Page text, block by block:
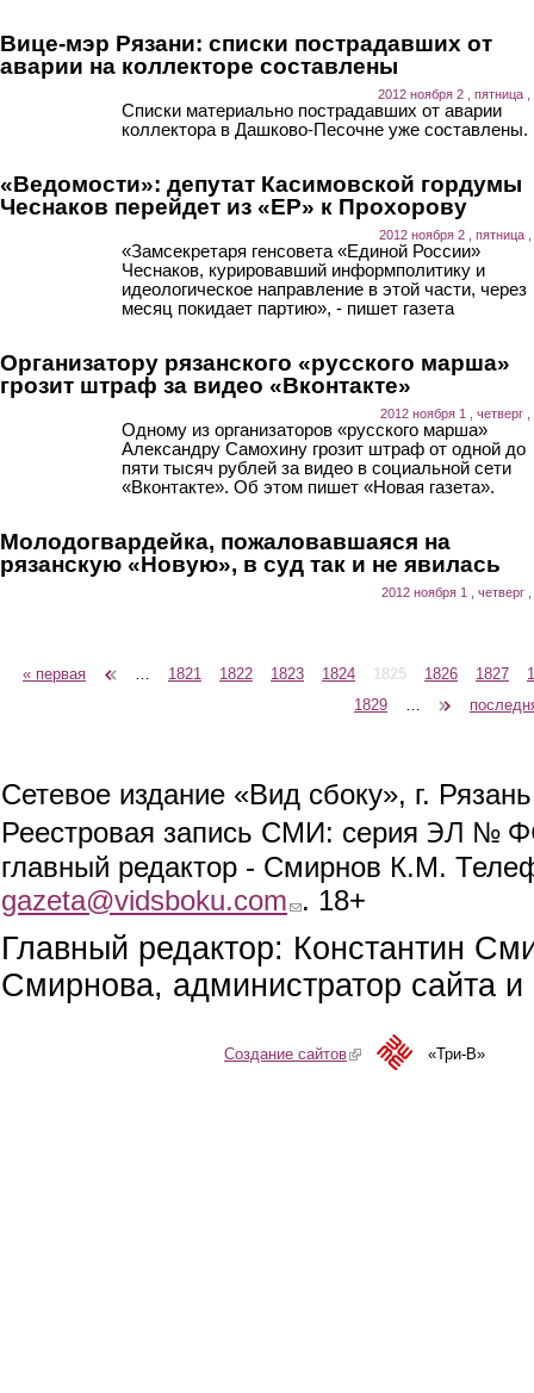
Вице-мэр Рязани: списки пострадавших от
аварии на коллекторе составлены
2012 ноября 2 , пятница ,
Списки материально пострадавших от аварии
коллектора в Дашково-Песочне уже составлены.
«Ведомости»: депутат Касимовской гордумы
Чеснаков перейдет из «ЕР» к Прохорову
2012 ноября 2 , пятница ,
«Замсекретаря генсовета «Единой России»
Чеснаков, курировавший информполитику и
идеологическое направление в этой части, через
месяц покидает партию», - пишет газета
Организатору рязанского «русского марша»
грозит штраф за видео «Вконтакте»
2012 ноября 1 , четверг ,
Одному из организаторов «русского марша»
Александру Самохину грозит штраф от одной до
пяти тысяч рублей за видео в социальной сети
«Вконтакте». Об этом пишет «Новая газета».
Молодогвардейка, пожаловавшаяся на
рязанскую «Новую», в суд так и не явилась
2012 ноября 1 , четверг ,
Страницы
« первая 1821 1822 1823 1824 1825 1826 1827
1829
Сетевое издание «Вид сбоку», г.
Реестровая запись СМИ: серия ЭЛ №
главный редактор - Смирнов К.М.
gazeta@vidsboku.com (link sends e-mail)
. 18+
Главный редактор: Константин
Смирнова, администратор сайта
Создание сайтов(link is external)«Три-В»